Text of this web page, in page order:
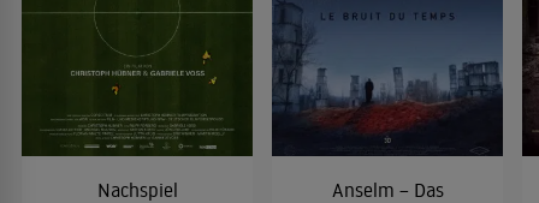
Nachspiel
Anselm – Das